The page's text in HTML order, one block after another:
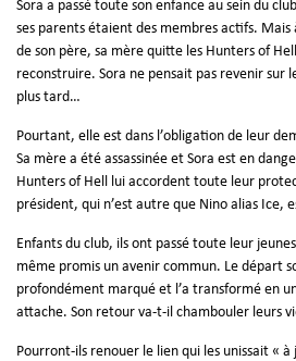
Sora a passé toute son enfance au sein du
ses parents étaient des membres actifs. Mais
de son père, sa mère quitte les Hunters of
reconstruire. Sora ne pensait pas revenir sur
plus tard…
Pourtant, elle est dans l’obligation de leur
Sa mère a été assassinée et Sora est en
Hunters of Hell lui accordent toute leur
président, qui n’est autre que Nino alias Ice,
Enfants du club, ils ont passé toute leur
même promis un avenir commun. Le départ
profondément marqué et l’a transformé en
attache. Son retour va-t-il chambouler leurs
Pourront-ils renouer le lien qui les unissait «